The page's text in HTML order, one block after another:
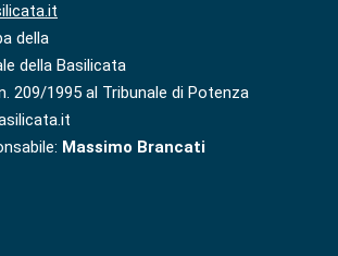
della
della Basilicata
209/1995 al Tribunale di Potenza
Massimo Brancati